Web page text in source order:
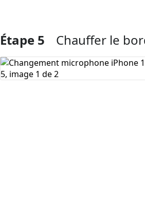
Ajouter un commentaire
Étape 5 Chauffer le